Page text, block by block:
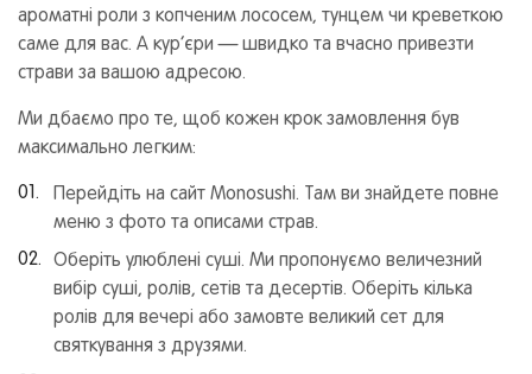
ароматні роли з копченим лососем, тунцем чи креветкою
саме для вас. А кур’єри — швидко та вчасно привезти
страви за вашою адресою.
Ми дбаємо про те, щоб кожен крок замовлення був
максимально легким:
Перейдіть на сайт Monosushi. Там ви знайдете повне
меню з фото та описами страв.
Оберіть улюблені суші. Ми пропонуємо величезний
вибір суші, ролів, сетів та десертів. Оберіть кілька
ролів для вечері або замовте великий сет для
святкування з друзями.